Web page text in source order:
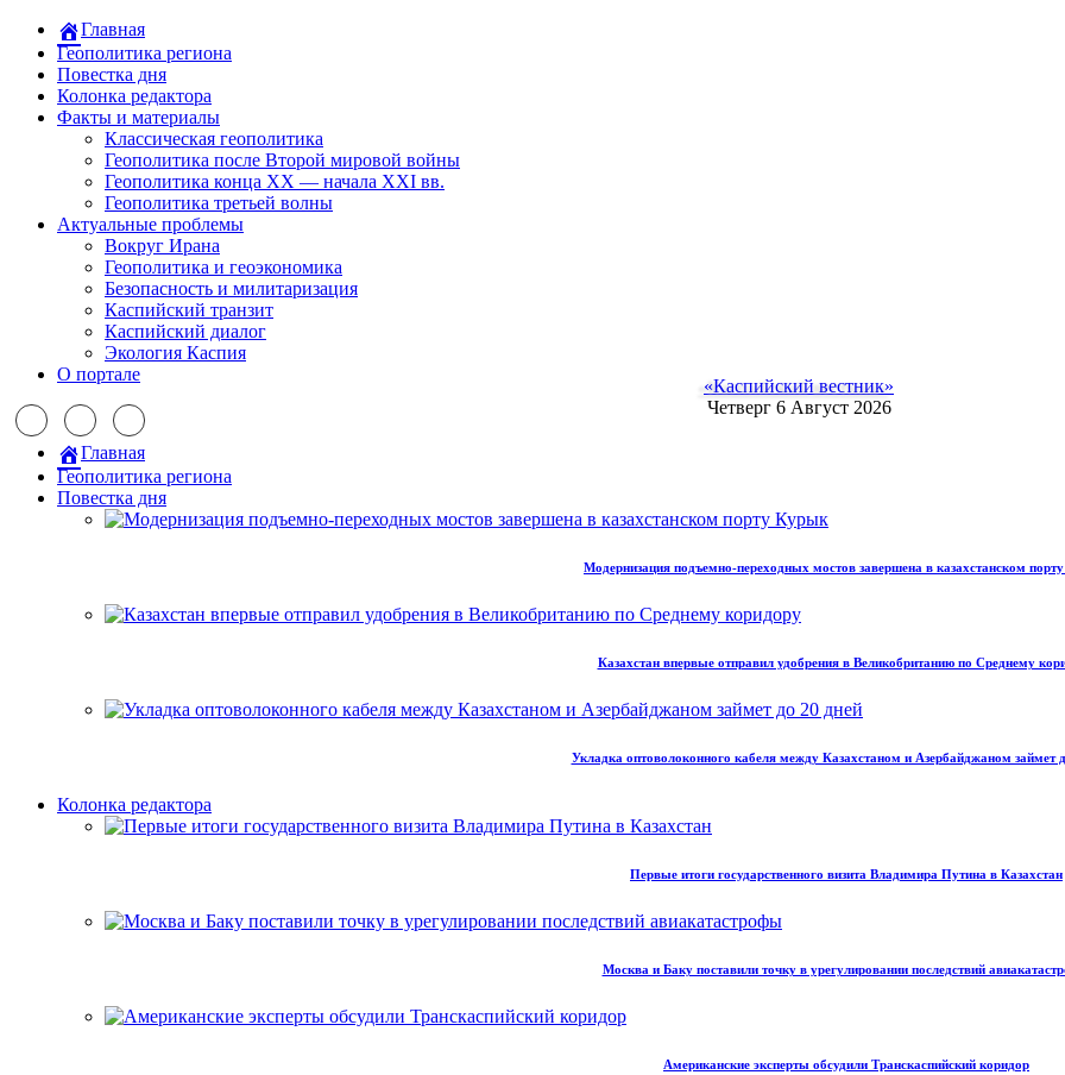
Главная
Геополитика региона
Повестка дня
Колонка редактора
Факты и материалы
Классическая геополитика
Геополитика после Второй мировой войны
Геополитика конца XX — начала XXI вв.
Геополитика третьей волны
Актуальные проблемы
Вокруг Ирана
Геополитика и геоэкономика
Безопасность и милитаризация
Каспийский транзит
Каспийский диалог
Экология Каспия
О портале
«Каспийский вестник»
Четверг 6 Август 2026
Главная
Геополитика региона
Повестка дня
Модернизация подъемно-переходных мостов завершена в казахстанском
Казахстан впервые отправил удобрения в Великобританию по Среднему
Укладка оптоволоконного кабеля между Казахстаном и Азербайджаном займет
Колонка редактора
Первые итоги государственного визита Владимира Путина в Казахстан
Москва и Баку поставили точку в урегулировании последствий
Американские эксперты обсудили Транскаспийский коридор